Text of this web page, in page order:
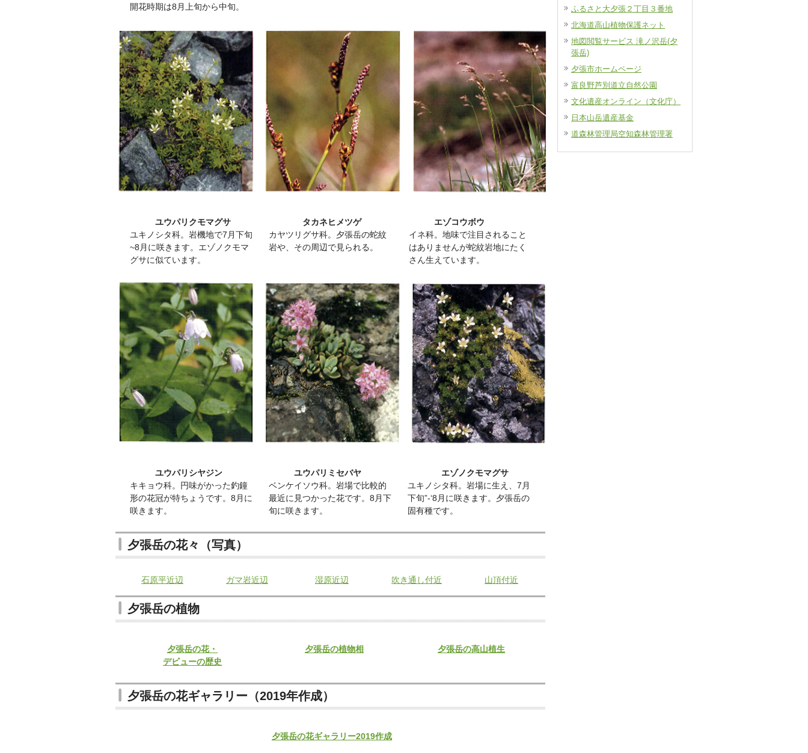
開花時期は8月上旬から中旬。
ユウパリクモマグサ
ユキノシタ科。岩機地で7月下旬
~8月に咲きます。エゾノクモマ
グサに似ています。
タカネヒメツゲ
カヤツリグサ科。夕張岳の蛇紋
岩や、その周辺で見られる。
エゾコウボウ
イネ科。地味で注目されること
はありませんが蛇紋岩地にたく
さん生えています。
ユウパリシヤジン
キキョウ科。円味がかった釣鐘
形の花冠が特ちょうです。8月に
咲きます。
ユウパリミセバヤ
ベンケイソウ科。岩場で比較的
最近に見つかった花です。8月下
旬に咲きます。
エゾノクモマグサ
ユキノシタ科。岩場に生え、7月
下旬”-‘8月に咲きます。夕張岳の
固有種です。
夕張岳の花々（写真）
石原平近辺 ガマ岩近辺 湿原近辺 吹き通し付近 山頂付近
夕張岳の植物
夕張岳の花・
デビューの歴史
夕張岳の植物相 夕張岳の高山植生
夕張岳の花ギャラリー（2019年作成）
夕張岳の花ギャラリー2019作成
ふるさと大夕張２丁目３番地
北海道高山植物保護ネット
地図閲覧サービス 滝ノ沢岳(夕
張岳)
夕張市ホームページ
富良野芦別道立自然公園
文化遺産オンライン（文化庁）
日本山岳遺産基金
道森林管理局空知森林管理署